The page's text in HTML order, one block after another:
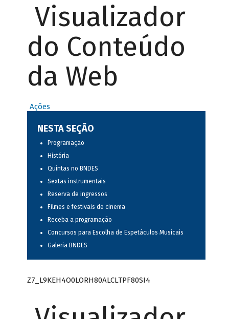
Visualizador
do Conteúdo
da Web
Ações
NESTA SEÇÃO
Programação
História
Quintas no BNDES
Sextas instrumentais
Reserva de ingressos
Filmes e festivais de cinema
Receba a programação
Concursos para Escolha de Espetáculos Musicais
Galeria BNDES
Z7_L9KEH4O0LORH80ALCLTPF80SI4